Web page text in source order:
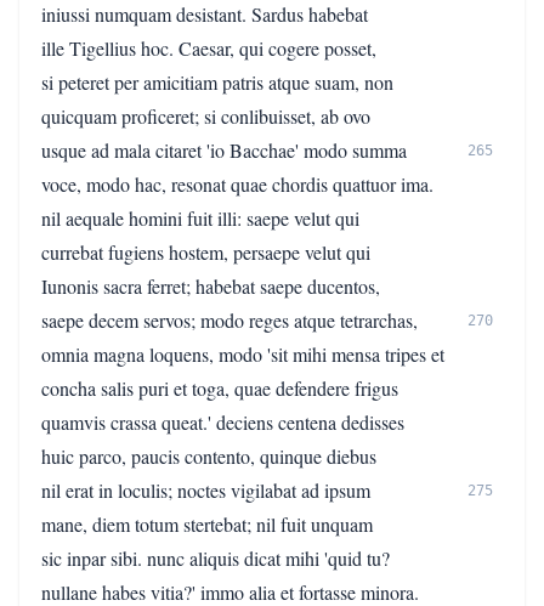
iniussi numquam desistant. Sardus habebat
ille Tigellius hoc. Caesar, qui cogere posset,
si peteret per amicitiam patris atque suam, non
quicquam proficeret; si conlibuisset, ab ovo
usque ad mala citaret 'io Bacchae' modo summa
265
voce, modo hac, resonat quae chordis quattuor ima.
nil aequale homini fuit illi: saepe velut qui
currebat fugiens hostem, persaepe velut qui
Iunonis sacra ferret; habebat saepe ducentos,
saepe decem servos; modo reges atque tetrarchas,
270
omnia magna loquens, modo 'sit mihi mensa tripes et
concha salis puri et toga, quae defendere frigus
quamvis crassa queat.' deciens centena dedisses
huic parco, paucis contento, quinque diebus
nil erat in loculis; noctes vigilabat ad ipsum
275
mane, diem totum stertebat; nil fuit unquam
sic inpar sibi. nunc aliquis dicat mihi 'quid tu?
nullane habes vitia?' immo alia et fortasse minora.